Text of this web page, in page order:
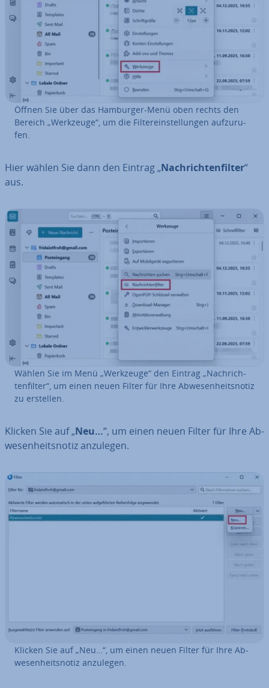
Öffnen Sie über das Hamburger-Menü oben rechts den
Bereich „Werkzeuge“, um die Fil­ter­ein­stel­lun­gen auf­zu­ru­
fen.
Hier wählen Sie dann den Eintrag „Nach­rich­ten­fil­ter“
aus.
Wählen Sie im Menü „Werkzeuge“ den Eintrag „Nach­rich­
ten­fil­ter“, um einen neuen Filter für Ihre Ab­we­sen­heits­no­tiz
zu erstellen.
Klicken Sie auf „Neu…“, um einen neuen Filter für Ihre Ab­
we­sen­heits­no­tiz anzulegen.
Klicken Sie auf „Neu…“, um einen neuen Filter für Ihre Ab­
we­sen­heits­no­tiz anzulegen.